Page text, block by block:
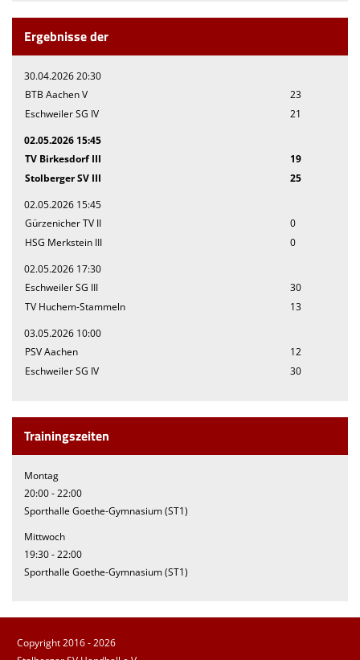
Ergebnisse der
30.04.2026 20:30
BTB Aachen V
23
Eschweiler SG IV
21
02.05.2026 15:45
TV Birkesdorf III
19
Stolberger SV III
25
02.05.2026 15:45
Gürzenicher TV II
0
HSG Merkstein III
0
02.05.2026 17:30
Eschweiler SG III
30
TV Huchem-Stammeln
13
03.05.2026 10:00
PSV Aachen
12
Eschweiler SG IV
30
Trainingszeiten
Montag
20:00 - 22:00
Sporthalle Goethe-Gymnasium (ST1)
Mittwoch
19:30 - 22:00
Sporthalle Goethe-Gymnasium (ST1)
Copyright 2016 - 2026